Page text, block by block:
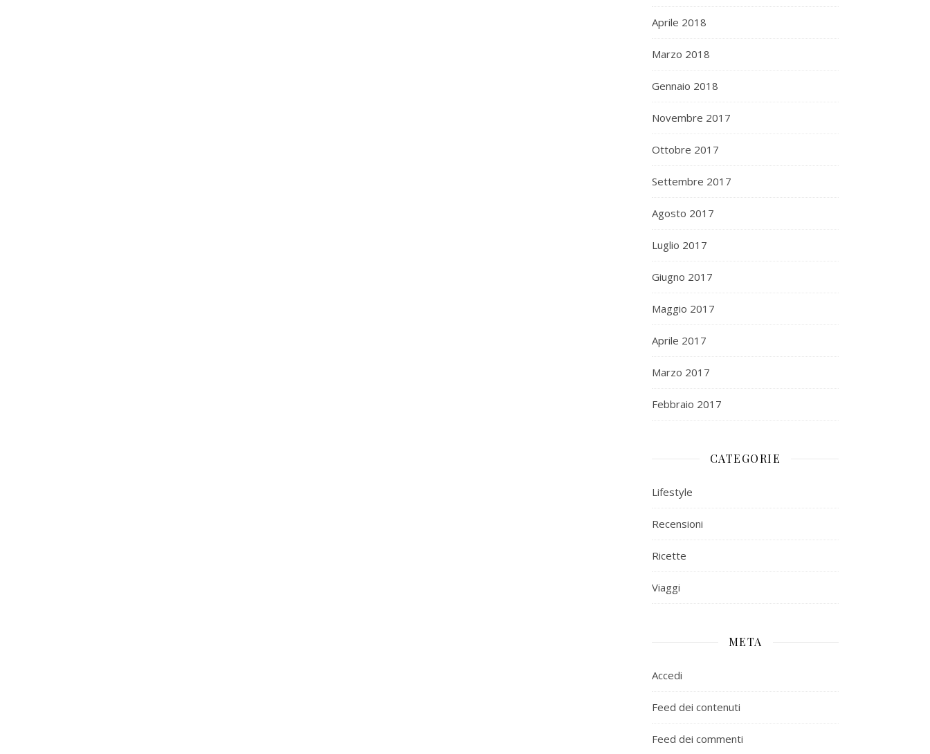
Aprile 2018
Marzo 2018
Gennaio 2018
Novembre 2017
Ottobre 2017
Settembre 2017
Agosto 2017
Luglio 2017
Giugno 2017
Maggio 2017
Aprile 2017
Marzo 2017
Febbraio 2017
CATEGORIE
Lifestyle
Recensioni
Ricette
Viaggi
META
Accedi
Feed dei contenuti
Feed dei commenti